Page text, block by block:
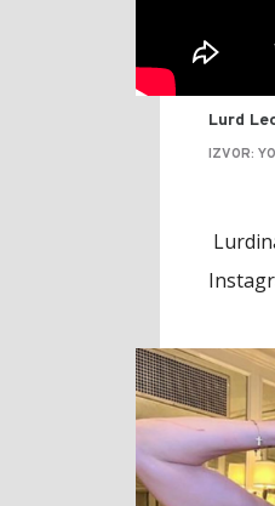
Lurd
IZVOR: